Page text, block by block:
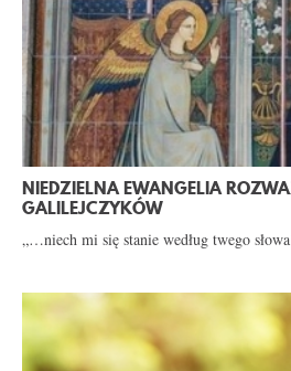
NIEDZIELNA EWANGELIA
GALILEJCZYKÓW
„…niech mi się stanie według twego